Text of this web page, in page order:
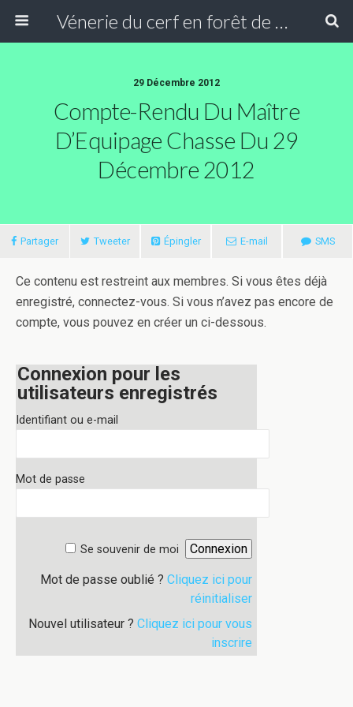
Vénerie du cerf en forêt de Compiègne
29 Décembre 2012
Compte-Rendu Du Maître
D’Equipage Chasse Du 29
Décembre 2012
Partager Tweeter Épingler E-mail SMS
Ce contenu est restreint aux membres. Si vous êtes déjà
enregistré, connectez-vous. Si vous n’avez pas encore de
compte, vous pouvez en créer un ci-dessous.
Connexion pour les
utilisateurs enregistrés
Identifiant ou e-mail
Mot de passe
Se souvenir de moi
Mot de passe oublié ? Cliquez ici pour
réinitialiser
Nouvel utilisateur ? Cliquez ici pour vous
inscrire